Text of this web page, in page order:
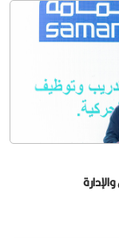
الذهني